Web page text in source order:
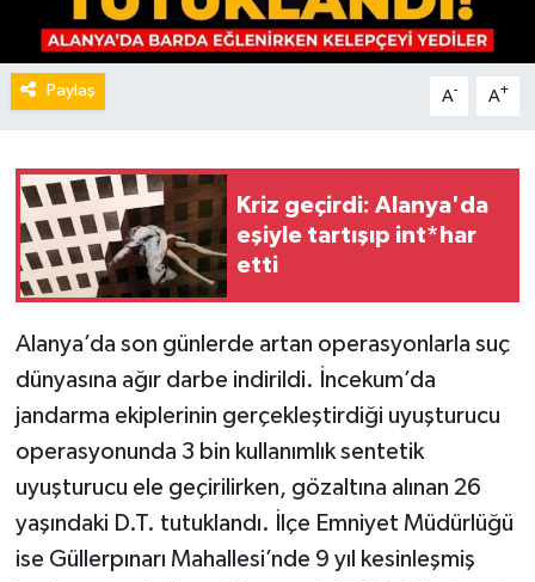
Paylaş A- A+
Kriz geçirdi: Alanya'da
eşiyle tartışıp int*har
etti
Alanya’da son günlerde artan operasyonlarla suç
dünyasına ağır darbe indirildi. İncekum’da
jandarma ekiplerinin gerçekleştirdiği uyuşturucu
operasyonunda 3 bin kullanımlık sentetik
uyuşturucu ele geçirilirken, gözaltına alınan 26
yaşındaki D.T. tutuklandı. İlçe Emniyet Müdürlüğü
ise Güllerpınarı Mahallesi’nde 9 yıl kesinleşmiş